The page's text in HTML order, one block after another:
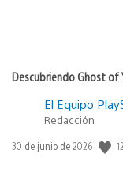
Descubriendo Ghost of
El Equipo
Redacción
Fecha
30 de junio de 2026 12